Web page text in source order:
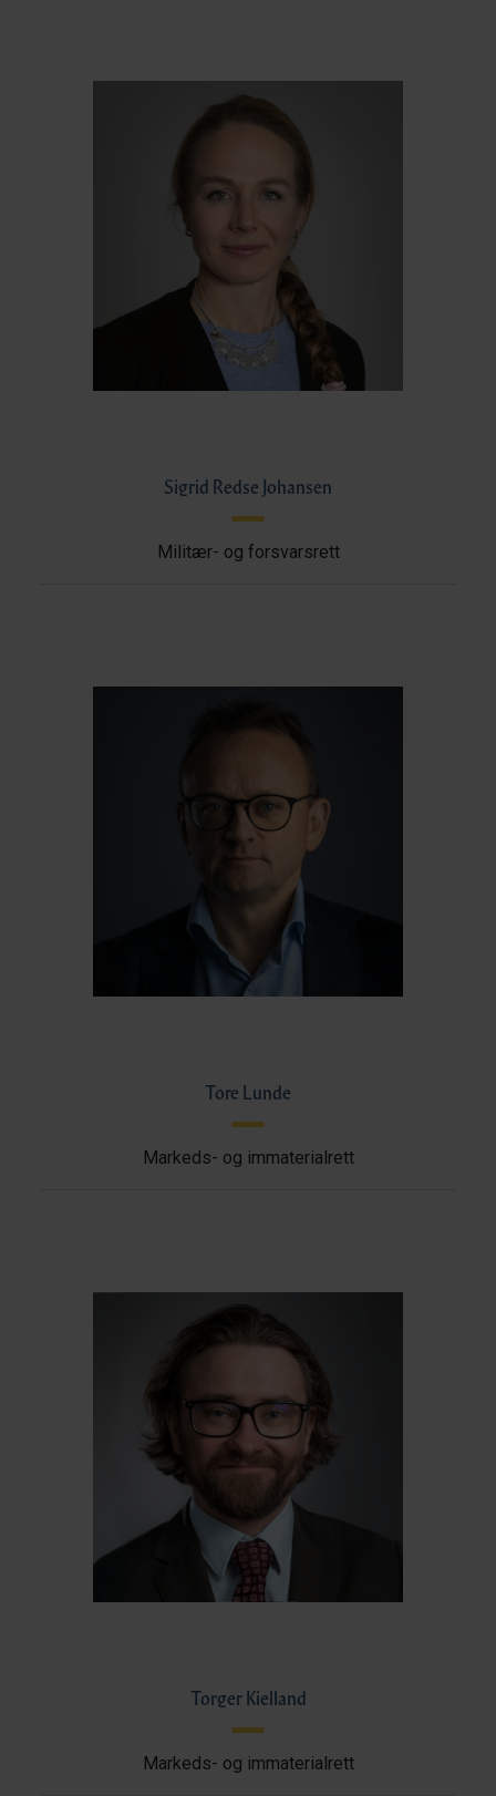
Sigrid Redse Johansen
Militær- og forsvarsrett
Tore Lunde
Markeds- og immaterialrett
Torger Kielland
Markeds- og immaterialrett